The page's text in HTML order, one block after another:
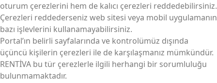
oturum çerezlerini hem de kalıcı çerezleri reddedebilirsiniz.
Çerezleri reddederseniz web sitesi veya mobil uygulamanın
bazı işlevlerini kullanamayabilirsiniz.
Portal’ın belirli sayfalarında ve kontrolümüz dışında
üçüncü kişilerin çerezleri ile de karşılaşmanız mümkündür.
RENTİVA bu tür çerezlerle ilgili herhangi bir sorumluluğu
bulunmamaktadır.